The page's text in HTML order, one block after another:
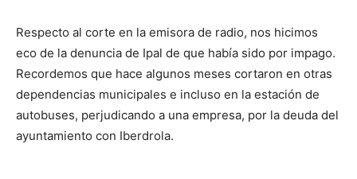
Respecto al corte en la emisora de radio, nos hicimos
eco de la denuncia de Ipal de que había sido por impago.
Recordemos que hace algunos meses cortaron en otras
dependencias municipales e incluso en la estación de
autobuses, perjudicando a una empresa, por la deuda del
ayuntamiento con Iberdrola.